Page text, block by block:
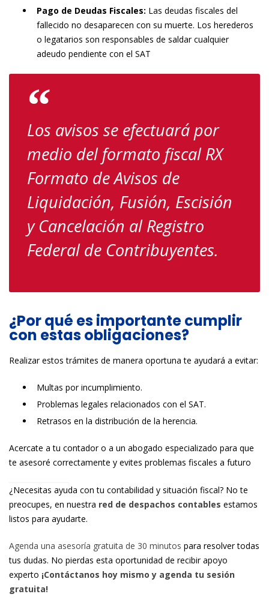
Pago de Deudas Fiscales: Las deudas fiscales del
fallecido no desaparecen con su muerte. Los herederos
o legatarios son responsables de saldar cualquier
adeudo pendiente con el SAT
Los avisos se efectuará por
medio del formato fiscal RX
Formato de Avisos de
Liquidación, Fusión, Escisión
y Cancelación al Registro
Federal de Contribuyentes.
¿Por qué es importante cumplir
con estas obligaciones?
Realizar estos trámites de manera oportuna te ayudará a evitar:
Multas por incumplimiento.
Problemas legales relacionados con el SAT.
Retrasos en la distribución de la herencia.
Acercate a tu contador o a un abogado especializado para que
te asesoré correctamente y evites problemas fiscales a futuro
¿Necesitas ayuda con tu contabilidad y situación fiscal? No te
preocupes, en nuestra red de despachos contables estamos
listos para ayudarte.
Agenda una asesoría gratuita de 30 minutos para resolver todas
tus dudas. No pierdas esta oportunidad de recibir apoyo
experto ¡Contáctanos hoy mismo y agenda tu sesión
gratuita!